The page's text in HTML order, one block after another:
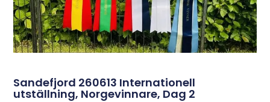
Sandefjord 260613 Internationell
utställning, Norgevinnare, Dag 2